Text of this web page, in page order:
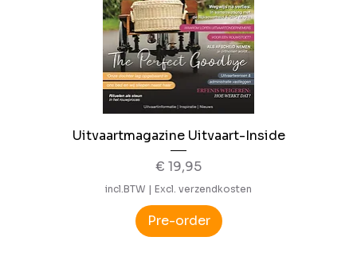
Uitvaartmagazine Uitvaart-Inside
Prijs
€ 19,95
incl.BTW | Excl. verzendkosten
Pre-order